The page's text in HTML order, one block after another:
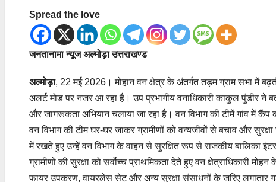
Spread the love
जनतानामा न्यूज अल्मोड़ा उत्तराखण्ड
अल्मोड़ा, 22 मई 2026। मोहान वन क्षेत्र के अंतर्गत तड़म ग्राम सभा में
अलर्ट मोड पर नजर आ रहा है। उप प्रभागीय वनाधिकारी काकुल पुंडीर ने
और जागरूकता अभियान चलाया जा रहा है। वन विभाग की टीमें गांव में कैंप
वन विभाग की टीम घर-घर जाकर ग्रामीणों को वन्यजीवों से बचाव और
में रखते हुए उन्हें वन विभाग के वाहन से सुरक्षित रूप से राजकीय बालिका
ग्रामीणों की सुरक्षा को सर्वोच्च प्राथमिकता देते हुए वन क्षेत्राधिकारी
फायर उपकरण, वायरलेस सेट और अन्य सुरक्षा संसाधनों के जरिए लगातार